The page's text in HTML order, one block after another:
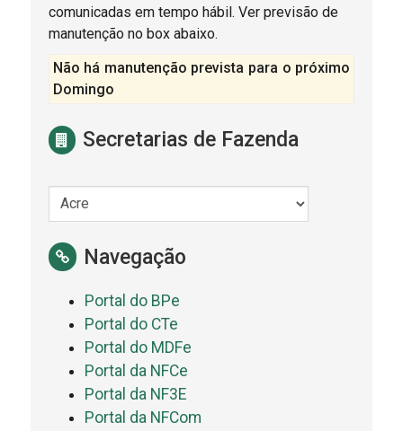
comunicadas em tempo hábil. Ver previsão de
manutenção no box abaixo.
Não há manutenção prevista para o próximo
Domingo
Secretarias de Fazenda
Navegação
Portal do BPe
Portal do CTe
Portal do MDFe
Portal da NFCe
Portal da NF3E
Portal da NFCom